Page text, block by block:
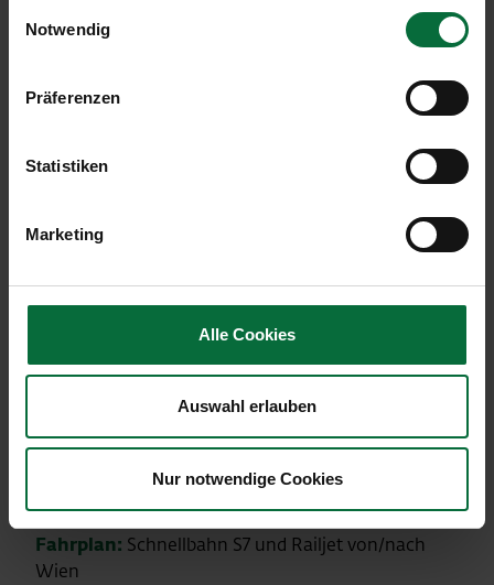
Notwendig
Präferenzen
Statistiken
Marketing
Alle Cookies
Auswahl erlauben
Nur notwendige Cookies
Klagenfurt Hbf 2h
2h
2h
Min.
2h
Railjet **
* bei einzelnen Verbindungen Umstieg Wien
** Umstieg Wien Hauptbahnhof
*** zur Hauptverkehrszeit zusätzliche Züge
Fahrplan: Schnellbahn S7 und Railjet von/nach
Wien